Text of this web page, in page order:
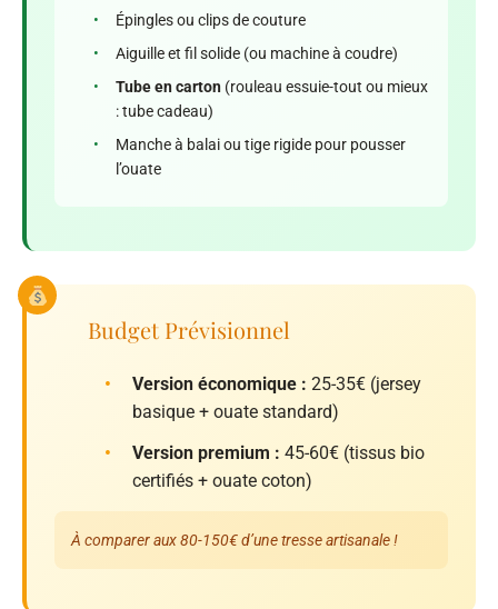
•
Épingles ou clips de couture
•
Aiguille et fil solide (ou machine à coudre)
•
Tube en carton (rouleau essuie-tout ou mieux
: tube cadeau)
•
Manche à balai ou tige rigide pour pousser
l’ouate
Budget Prévisionnel
• Version économique : 25-35€ (jersey
basique + ouate standard)
•
Version premium : 45-60€ (tissus bio
certifiés + ouate coton)
À comparer aux 80-150€ d’une tresse artisanale !